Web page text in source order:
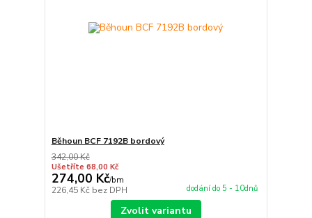
Běhoun BCF 7192B bordový
342,00 Kč
Ušetříte 68,00 Kč
274,00 Kč/bm
226,45 Kč bez DPH dodání do 5 - 10dnů
Zvolit variantu